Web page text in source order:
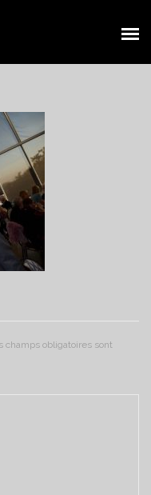
champs obligatoires sont